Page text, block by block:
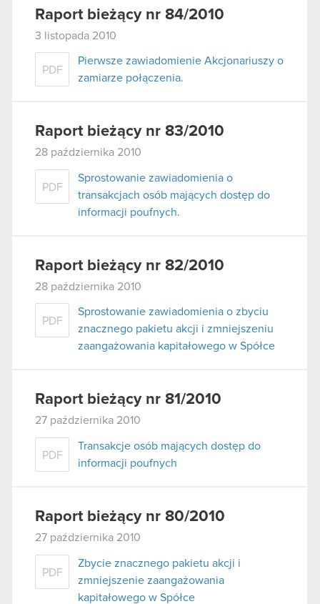
Raport bieżący nr 84/2010
3 listopada 2010
PDF
Pierwsze zawiadomienie Akcjonariuszy o
zamiarze połączenia.
Raport bieżący nr 83/2010
28 października 2010
PDF
Sprostowanie zawiadomienia o
transakcjach osób mających dostęp do
informacji poufnych.
Raport bieżący nr 82/2010
28 października 2010
PDF
Sprostowanie zawiadomienia o zbyciu
znacznego pakietu akcji i zmniejszeniu
zaangażowania kapitałowego w Spółce
Raport bieżący nr 81/2010
27 października 2010
PDF
Transakcje osób mających dostęp do
informacji poufnych
Raport bieżący nr 80/2010
27 października 2010
PDF
Zbycie znacznego pakietu akcji i
zmniejszenie zaangażowania
kapitałowego w Spółce